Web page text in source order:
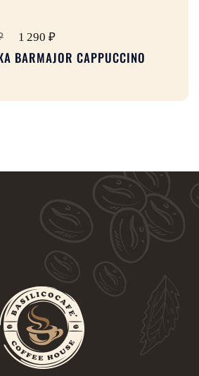
1 290 ₽
BARMAJOR CAPPUCCINO